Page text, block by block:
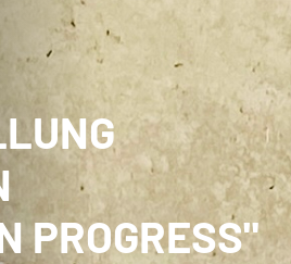
PROGRESS"